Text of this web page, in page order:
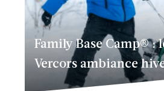
Family Base Camp® :
Vercors ambiance